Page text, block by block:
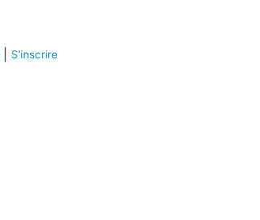
S’inscrire